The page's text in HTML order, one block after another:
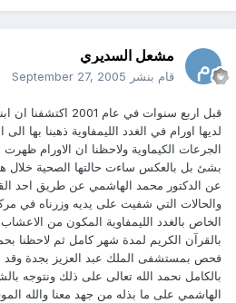
مشعل السديري
قام بنشر September 27, 2005
لديها اورام في الغدد الليمفاوية ذهبنا بها
الجرعات الكيماوية ولاحظنا ان الاورام
بشئ بل بالعكس ساءت حالتها الصحية خلال
عن الدكتور محمد الهاشمي عن طريق احد
والحالات التي شفيت على يديه وزرناه في
الخاص بالغدد الليمفاوية المكون من الاعشاب
بالقرآن الكريم لمدة شهر كامل ثم لاحظنا بحمد
فحص بمستشفى الملك عبد العزيز بجدة وقد
بالكامل نحمد الله تعالى على ذلك ونتوجه
الهاشمي على ما بذله من جهد معنا والله